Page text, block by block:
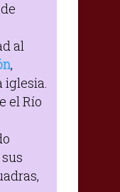
al
,
iglesia.
el Río